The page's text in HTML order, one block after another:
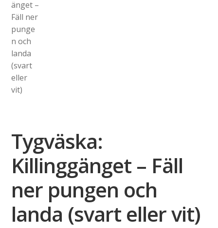
Tygväska:
Killinggänget – Fäll
ner pungen och
landa (svart eller vit)